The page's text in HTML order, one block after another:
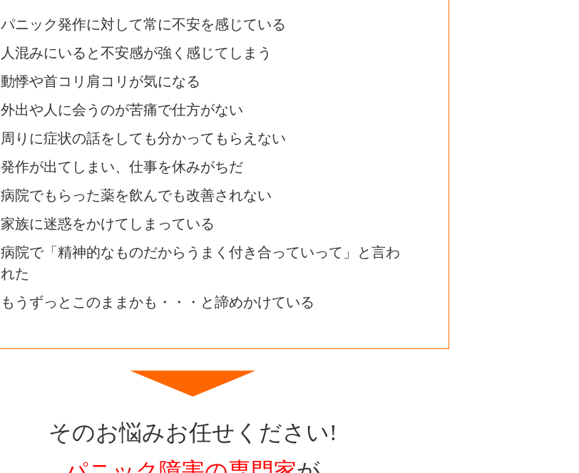
パニック発作に対して常に不安を感じている
人混みにいると不安感が強く感じてしまう
動悸や首コリ肩コリが気になる
外出や人に会うのが苦痛で仕方がない
周りに症状の話をしても分かってもらえない
発作が出てしまい、仕事を休みがちだ
病院でもらった薬を飲んでも改善されない
家族に迷惑をかけてしまっている
病院で「精神的なものだからうまく付き合っていって」と言わ
れた
もうずっとこのままかも・・・と諦めかけている
そのお悩みお任せください!